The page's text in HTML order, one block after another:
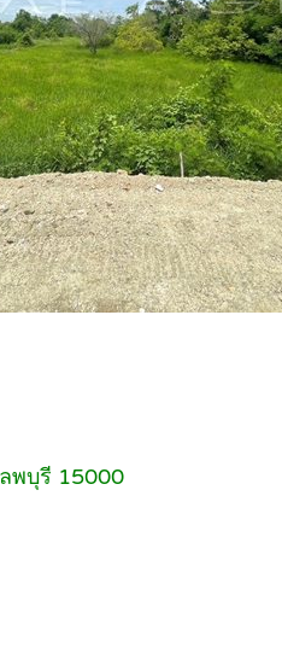
พบุรี 15000